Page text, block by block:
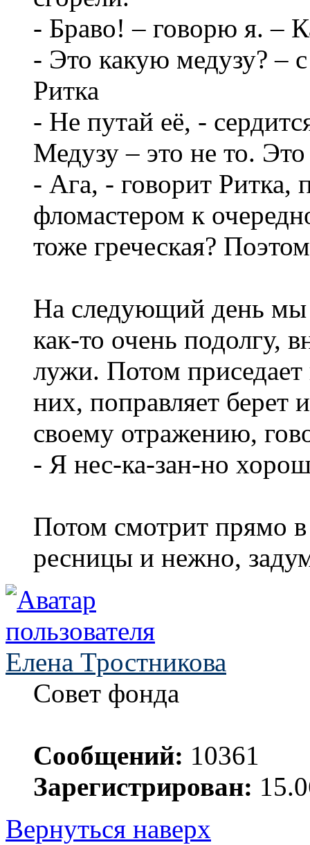
- Браво! – говорю я. –
- Это какую медузу? –
Ритка
- Не путай её, -
Медузу – это не то. Это
- Ага, - говорит Ритка,
фломастером к
тоже греческая?
На следующий день мы
как-то очень подолгу,
лужи. Потом приседает
них, поправляет берет
своему отражению,
- Я нес-ка-зан-но
Потом смотрит прямо
ресницы и нежно,
Елена Тростникова
Совет фонда
Сообщений: 10361
Зарегистрирован:
Вернуться наверх